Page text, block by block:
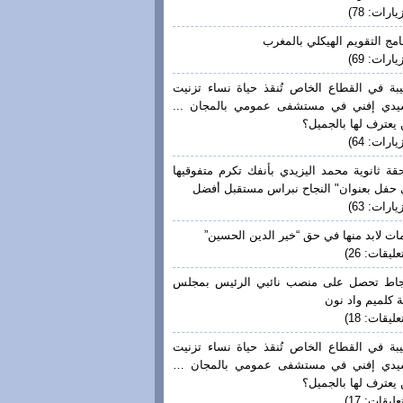
78)
التقويم الهيكلي بالمغرب
69)
في القطاع الخاص تُنقذ حياة نساء تزنيت
إفني في مستشفى عمومي بالمجان ...
لها بالجميل؟
64)
ثانوية محمد اليزيدي بأنفك تكرم متفوقيها
حفل بعنوان" النجاح نبراس مستقبل أفضل
63)
لابد منها في حق “خير الدين الحسين”
26)
تحصل على منصب نائبي الرئيس بمجلس
كلميم واد نون
18)
في القطاع الخاص تُنقذ حياة نساء تزنيت
إفني في مستشفى عمومي بالمجان …
لها بالجميل؟